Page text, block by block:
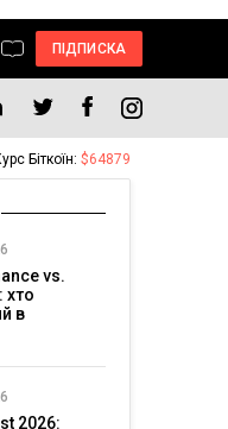
ПІДПИСКА
Біткоїн: $64879
vs.
хто
в
2026: